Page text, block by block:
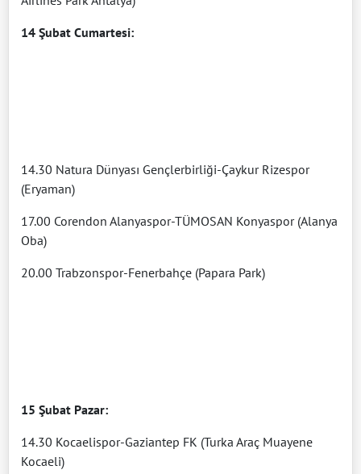
14 Şubat Cumartesi:
14.30 Natura Dünyası Gençlerbirliği-Çaykur Rizespor
(Eryaman)
17.00 Corendon Alanyaspor-TÜMOSAN Konyaspor (Alanya
Oba)
20.00 Trabzonspor-Fenerbahçe (Papara Park)
15 Şubat Pazar:
14.30 Kocaelispor-Gaziantep FK (Turka Araç Muayene
Kocaeli)